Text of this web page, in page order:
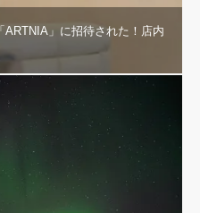
」に招待された！店内